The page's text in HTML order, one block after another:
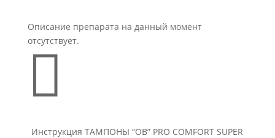
Описание препарата на данный момент
отсутствует.

Инструкция ТАМПОНЫ “ОВ” PRO COMFORT SUPER